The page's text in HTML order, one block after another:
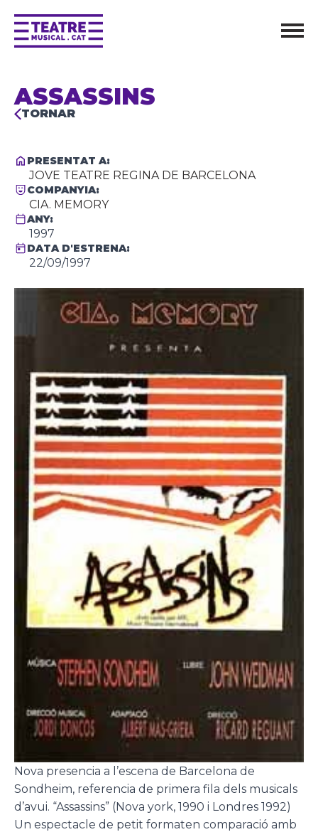
ASSASSINS
TORNAR
PRESENTAT A:
JOVE TEATRE REGINA DE BARCELONA
COMPANYIA:
CIA. MEMORY
ANY:
1997
DATA D'ESTRENA:
22/09/1997
Nova presencia a l’escena de Barcelona de
Sondheim, referencia de primera fila dels musicals
d’avui. “Assassins” (Nova york, 1990 i Londres 1992)
Un espectacle de petit formaten comparació amb